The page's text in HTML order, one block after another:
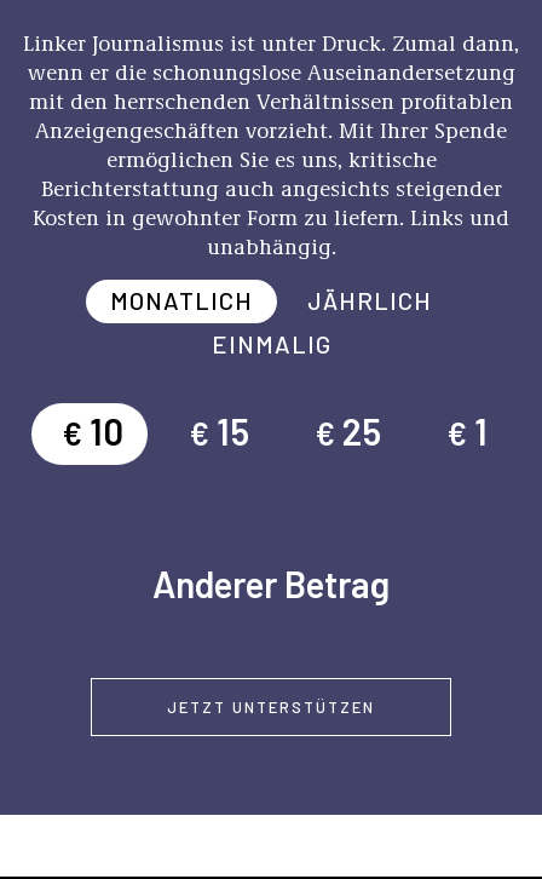
Linker Journalismus ist unter Druck. Zumal dann,
wenn er die schonungslose Auseinandersetzung
mit den herrschenden Verhältnissen profitablen
Anzeigengeschäften vorzieht. Mit Ihrer Spende
ermöglichen Sie es uns, kritische
Berichterstattung auch angesichts steigender
Kosten in gewohnter Form zu liefern. Links und
unabhängig.
MONATLICH
JÄHRLICH
EINMALIG
€ 10 € 15 € 25 € 1
Anderer Betrag
JETZT UNTERSTÜTZEN